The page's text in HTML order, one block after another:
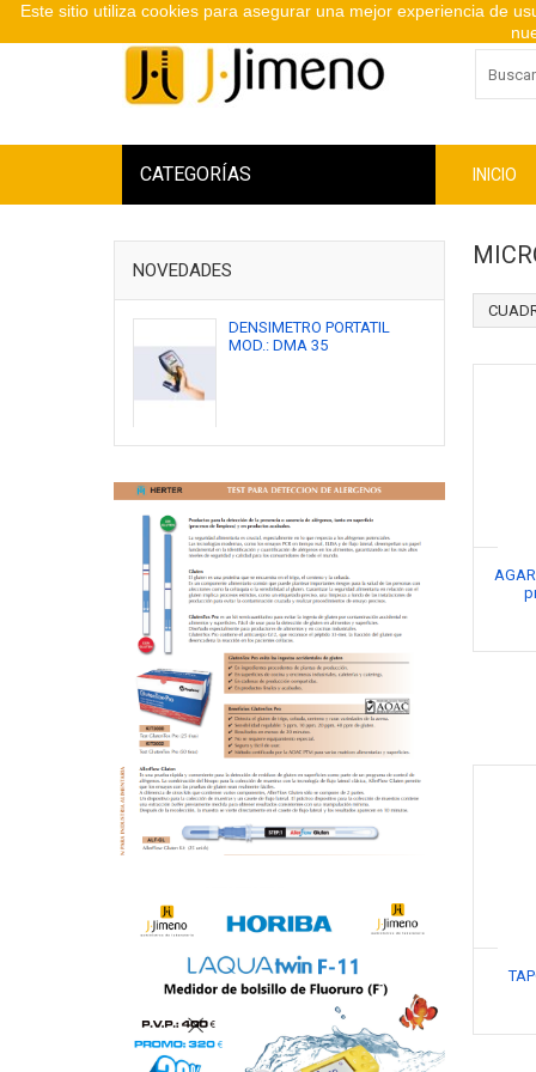
INICIO
CATEGORÍAS
NOVEDADES
DENSIMETRO PORTATIL
MOD.: DMA 35
Este sitio utiliza cookies para asegurar una mejor experiencia de